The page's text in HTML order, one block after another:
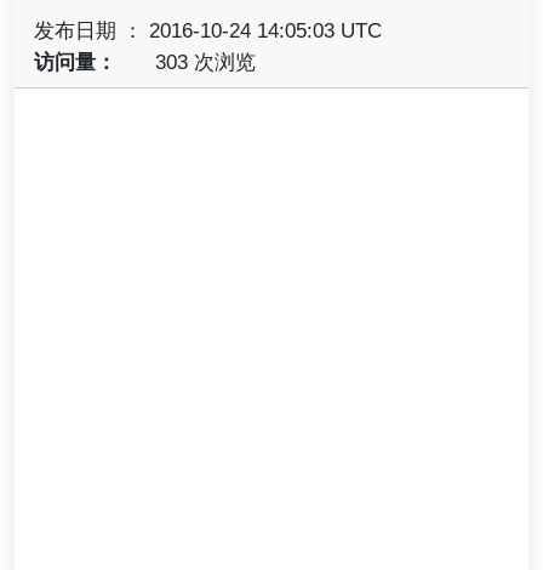
发布日期 ： 2016-10-24 14:05:03 UTC
访问量：
303 次浏览